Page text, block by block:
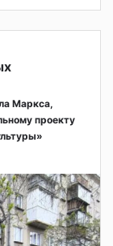
Маркса,
проекту